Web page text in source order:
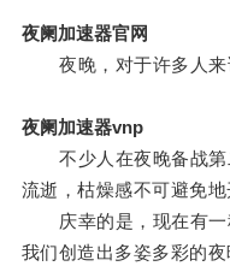
夜阑加速器官网
夜晚，对于许多人来
夜阑加速器vnp
不少人在夜晚备战第
流逝，枯燥感不可避免地
庆幸的是，现在有一
我们创造出多姿多彩的夜